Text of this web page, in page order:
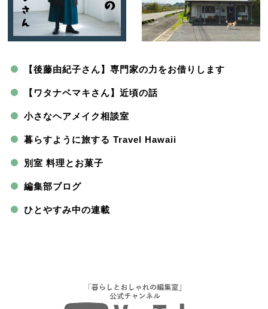
【後藤由紀子さん】専門家の力をお借りします
【ワタナベマキさん】近頃の話
小さなヘアメイク相談室
暮らすように旅する Travel Hawaii
別室 料理とお菓子
編集部ブログ
ひとやすみ中の連載